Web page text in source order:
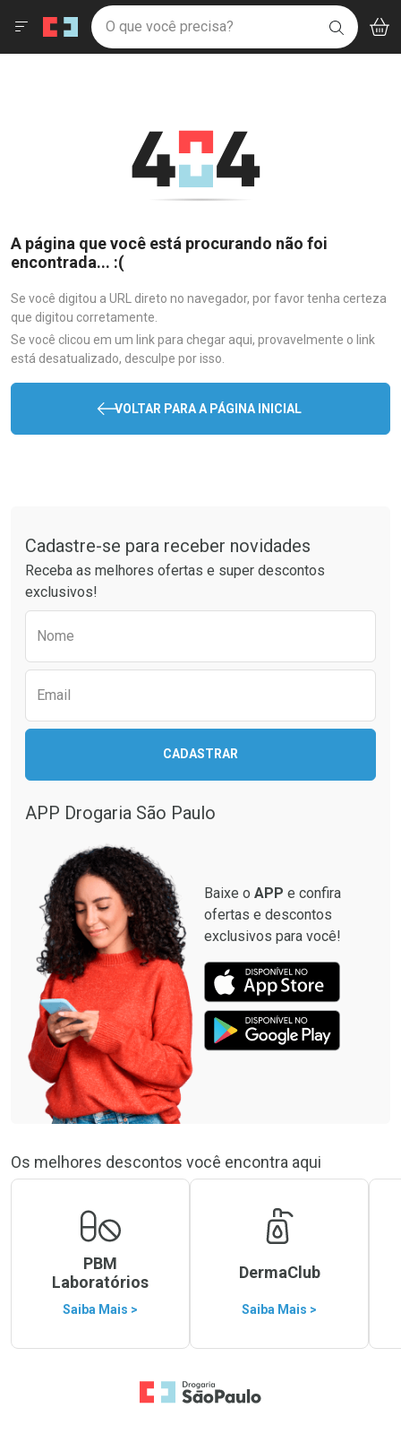
Drogaria São Paulo
Ir direto para a home
pela página
Ir direto para o conteúdo
Ir direto para a busca
Ir direto para o carrinho
Ir direto para o menu
Faça a sua busca
O que você precisa? BUSCAR
Menu
A página que você está procurando não foi
encontrada... :(
Se você digitou a URL direto no navegador, por favor tenha certeza
que digitou corretamente.
Se você clicou em um link para chegar aqui, provavelmente o link
está desatualizado, desculpe por isso.
VOLTAR PARA A PÁGINA INICIAL
Cadastre-se para receber novidades
Receba as melhores ofertas e super descontos
exclusivos!
Nome
Email
CADASTRAR
APP Drogaria São Paulo
Baixe o APP e confira
ofertas e descontos
exclusivos para você!
Os melhores descontos você encontra aqui
PBM
Laboratórios
Saiba Mais >
DermaClub
Saiba Mais >
Ir para a Home